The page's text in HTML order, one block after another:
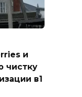
и
чистку
в1